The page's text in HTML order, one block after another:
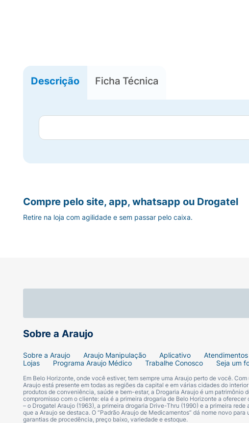
Descrição Ficha Técnica
Sobre a Araujo
Sobre a Araujo Araujo Manipulação Aplicativo
Lojas
Programa Araujo Médico Trabalhe Conosco Seja um
Em Belo Horizonte, onde você estiver, tem sempre uma Araujo perto de você.
Araujo está presente em todas as regiões da capital e em várias cidades do
produtos de conveniência, saúde e bem-estar, a Drogaria Araujo é um
compromisso com o cliente: ela é a primeira drogaria de Belo Horizonte a
– o Drogatel Araujo (1963), a primeira drogaria Drive-Thru (1990) e a primeira
que a Araujo se destaca. O “Padrão Araujo de Medicamentos” dá nome novo
garantias de procedência, preço baixo, variedade e estoque.
Compre pelo site, app, whatsapp ou Drogatel
Retire na loja com agilidade e sem passar pelo caixa.